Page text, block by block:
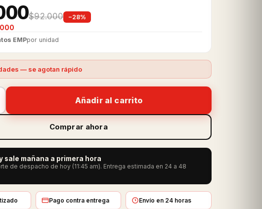
$92.000 −28%
EMPpor unidad
— se agotan rápido
Añadir al carrito
Comprar ahora
sale mañana a primera hora
de despacho de hoy (11:45 am). Entrega estimada en 24 a 48
Pago contra entrega Envío en 24 horas